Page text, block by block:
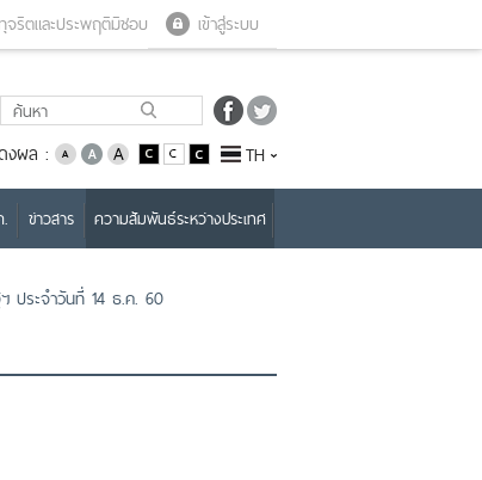
เข้าสู่ระบบ
จริตและประพฤติมิชอบ
งผล : TH
ข่าวสาร ความสัมพันธ์ระหว่างประเทศ
ประจำวันที่ 14 ธ.ค. 60